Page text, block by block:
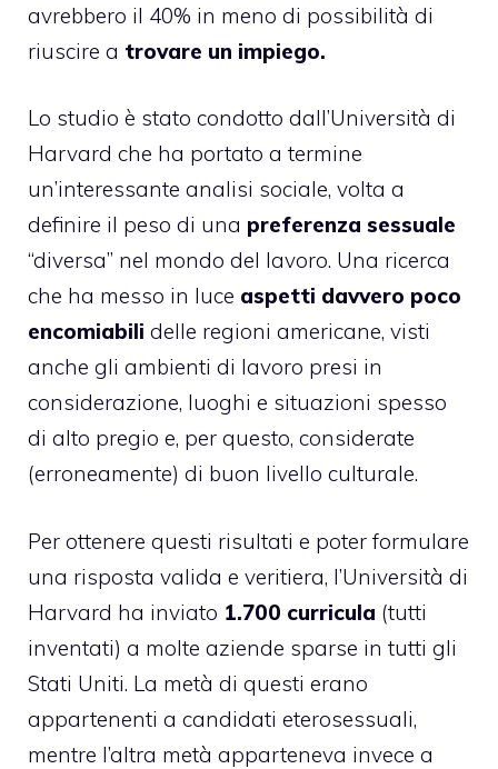
avrebbero il 40% in meno di possibilità di
riuscire a trovare un impiego.
Lo studio è stato condotto dall’Università di
Harvard che ha portato a termine
un’interessante analisi sociale, volta a
definire il peso di una preferenza sessuale
“diversa” nel mondo del lavoro. Una ricerca
che ha messo in luce aspetti davvero poco
encomiabili delle regioni americane, visti
anche gli ambienti di lavoro presi in
considerazione, luoghi e situazioni spesso
di alto pregio e, per questo, considerate
(erroneamente) di buon livello culturale.
Per ottenere questi risultati e poter formulare
una risposta valida e veritiera, l’Università di
Harvard ha inviato 1.700 curricula (tutti
inventati) a molte aziende sparse in tutti gli
Stati Uniti. La metà di questi erano
appartenenti a candidati eterosessuali,
mentre l’altra metà apparteneva invece a